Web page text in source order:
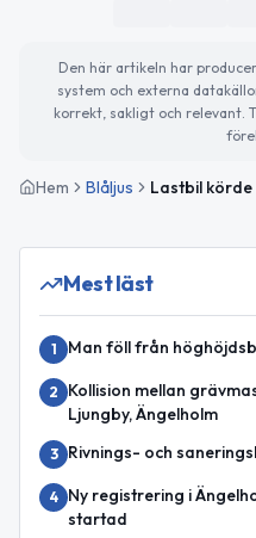
Den här artikeln har
system och externa
korrekt, sakligt och relevant.
Hem Blåljus
Mest läst
1 Man föll från
2
Kollision mellan
Ljungby, Ängelholm
3 Rivnings- och
4
Ny registrering i
startad